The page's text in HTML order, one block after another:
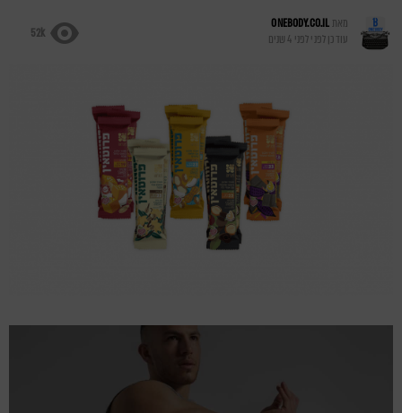
מאתONEBODY.CO.IL
עודכן לפנילפני 4 שנים 52k